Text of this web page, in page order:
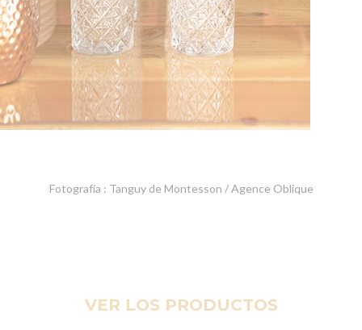
Fotografía : Tanguy de Montesson / Agence Oblique
VER LOS PRODUCTOS